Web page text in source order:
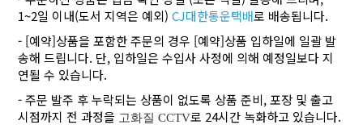
1~2일 이내(도서 지역은 예외)CJ대한통운택배로 배송됩니다.
- [예약]상품을 포함한 주문의 경우 [예약]상품 입하일에 일괄 발
송해 드립니다. 단, 입하일은 수입사 사정에 의해 예정일보다 지
연될 수 있습니다.
- 주문 발주 후 누락되는 상품이 없도록 상품 준비, 포장 및 출고
시점까지 전 과정을 고화질 CCTV로 24시간 녹화하고 있습니다.